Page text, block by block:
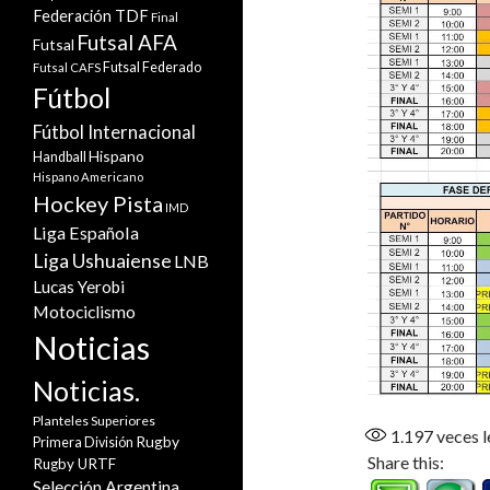
1.197veces
Share this:
Federación TDF Final
Futsal Futsal AFA
Futsal CAFS Futsal Federado
Fútbol
Fútbol Internacional
Handball Hispano
Hispano Americano
Hockey Pista IMD
Liga Española
Liga Ushuaiense LNB
Lucas Yerobi
Motociclismo
Noticias
Noticias.
Planteles Superiores
Primera División Rugby
Rugby URTF